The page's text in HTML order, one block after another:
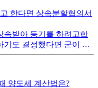
가로 신고를 하고 싶은데
으면서은행에서 책정한
높을거 같아서) 로신고
.1. 개별공시가(기준시
있는지, 증빙서류를 받
한다면 상속분할협의서
속받아 등기를 하려고합
기도 결정했다면 굳이 등
를 작성하지 않아도 되나
양도세 계산법은?